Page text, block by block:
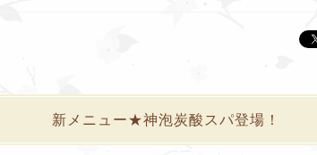
新メニュー★神泡炭酸スパ登場！